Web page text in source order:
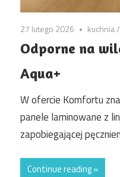
27 lutego 2026 kuchnia
Odporne na
Aqua+
W ofercie Komfortu
panele laminowane z
zapobiegającej
Continue reading »